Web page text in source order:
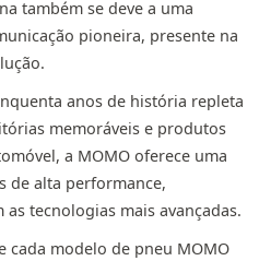
também se deve a uma
pioneira, presente na
anos de história repleta
memoráveis e produtos
a MOMO oferece uma
de alta performance,
tecnologias mais avançadas.
cada modelo de pneu MOMO